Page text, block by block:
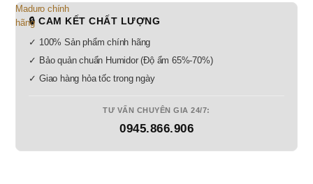
🔒 CAM KẾT CHẤT LƯỢNG
✓ 100% Sản phẩm chính hãng
✓ Bảo quản chuẩn Humidor (Độ ẩm 65%-70%)
✓ Giao hàng hỏa tốc trong ngày
TƯ VẤN CHUYÊN GIA 24/7:
0945.866.906